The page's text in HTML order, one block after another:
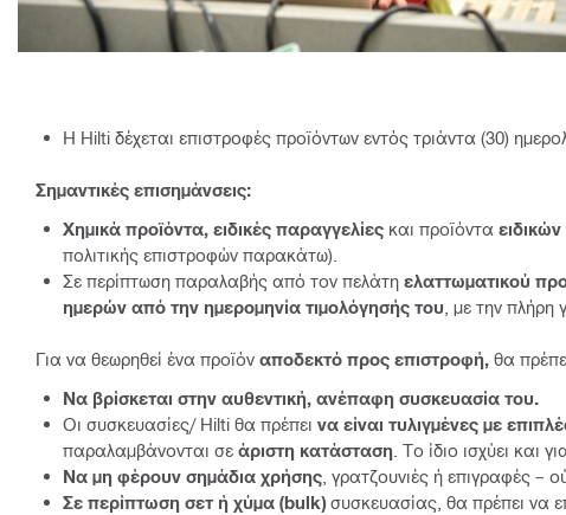
Η Hilti δέχεται επιστροφές προϊόντων εντός τριάντα (30)
Σημαντικές επισημάνσεις:
Χημικά προϊόντα, ειδικές παραγγελίες και προϊόντα
πολιτικής επιστροφών παρακάτω).
Σε περίπτωση παραλαβής από τον πελάτη ελαττωματικού
ημερών από την ημερομηνία τιμολόγησής του , με την
Για να θεωρηθεί ένα προϊόν αποδεκτό προς επιστροφή, θα
Να βρίσκεται στην αυθεντική, ανέπαφη συσκευασία του.
Οι συσκευασίες/ Hilti θα πρέπει να είναι τυλιγμένες με
παραλαμβάνονται σε άριστη κατάσταση . Το ίδιο ισχύει και
Να μη φέρουν σημάδια χρήσης , γρατζουνιές ή επιγραφές –
Σε περίπτωση σετ ή χύμα (bulk) συσκευασίας, θα πρέπει να